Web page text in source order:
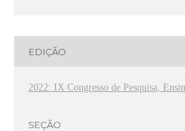
EDIÇÃO
2022: IX Congresso de Pesquisa,
SEÇÃO